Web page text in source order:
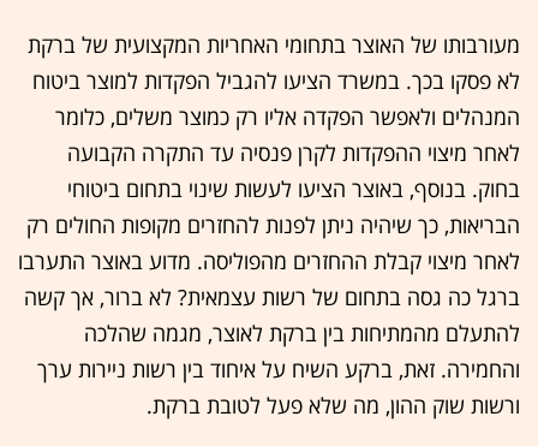
מעורבותו של האוצר בתחומי האחריות המקצועית של ברקת
לא פסקו בכך. במשרד הציעו להגביל הפקדות למוצר ביטוח
המנהלים ולאפשר הפקדה אליו רק כמוצר משלים, כלומר
לאחר מיצוי ההפקדות לקרן פנסיה עד התקרה הקבועה
בחוק. בנוסף, באוצר הציעו לעשות שינוי בתחום ביטוחי
הבריאות, כך שיהיה ניתן לפנות להחזרים מקופות החולים רק
לאחר מיצוי קבלת ההחזרים מהפוליסה. מדוע באוצר התערבו
ברגל כה גסה בתחום של רשות עצמאית? לא ברור, אך קשה
להתעלם מהמתיחות בין ברקת לאוצר, מגמה שהלכה
והחמירה. זאת, ברקע השיח על איחוד בין רשות ניירות ערך
ורשות שוק ההון, מה שלא פעל לטובת ברקת.